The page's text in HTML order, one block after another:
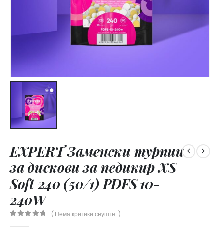
EXPERT Заменски турпии
за дискови за педикир XS
Soft 240 (50/1) PDFS 10-
240W
( Нема критики сеуште. )